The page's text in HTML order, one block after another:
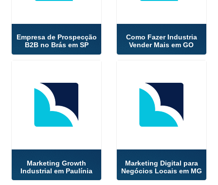
Empresa de Prospecção
B2B no Brás em SP
Como Fazer Industria
Vender Mais em GO
Marketing Growth
Industrial em Paulínia
Marketing Digital para
Negócios Locais em MG